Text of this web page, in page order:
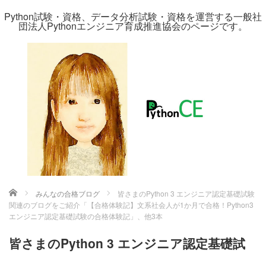
Python試験・資格、データ分析試験・資格を運営する一般社
団法人Pythonエンジニア育成推進協会のページです。
ホーム みんなの合格ブログ
皆さまのPython 3 エンジニア認定基礎試験
関連のブログをご紹介「【合格体験記】文系社会人が1か月で合格！Python3
エンジニア認定基礎試験の合格体験記」、他3本
皆さまのPython 3 エンジニア認定基礎試